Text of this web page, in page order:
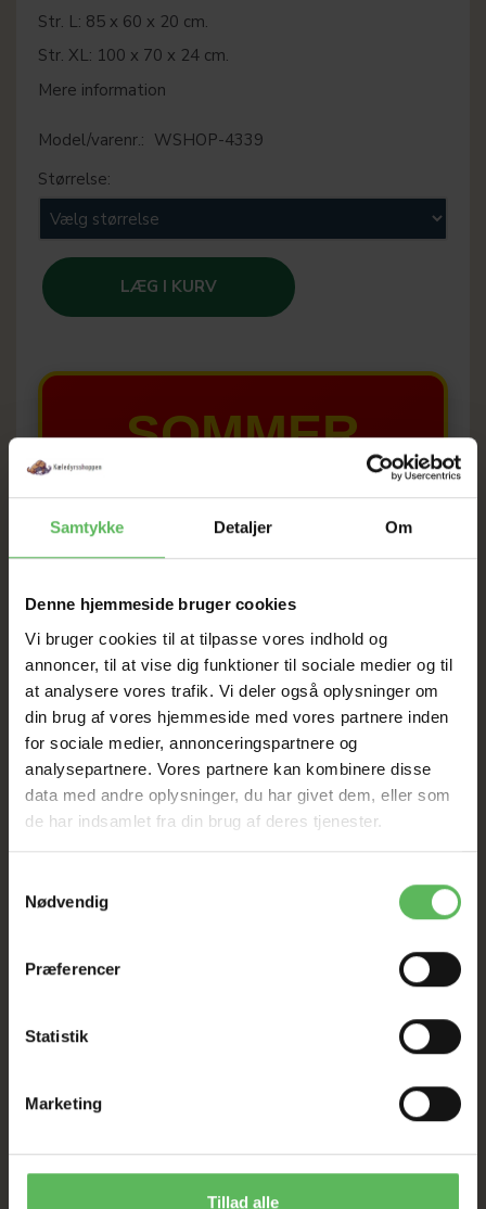
Samtykke Detaljer Om
Denne hjemmeside bruger cookies
Vi bruger cookies til at tilpasse vores indhold og
annoncer, til at vise dig funktioner til sociale medier og til
at analysere vores trafik. Vi deler også oplysninger om
din brug af vores hjemmeside med vores partnere inden
for sociale medier, annonceringspartnere og
analysepartnere. Vores partnere kan kombinere disse
data med andre oplysninger, du har givet dem, eller som
de har indsamlet fra din brug af deres tjenester.
Nødvendig
Præferencer
Statistik
Marketing
Tillad alle
Str. L: 85 x 60 x 20 cm.
Str. XL: 100 x 70 x 24 cm.
Mere information
Model/varenr.: WSHOP-4339
Størrelse:
LÆG I KURV
SOMMER
UDSALG
TIL D. 22 AUGUST
HELE WEBSHOPPEN ER
SAT NED
Tilbud GÆLDER IKKE
I FYSISK BUTIKKERE
Kan maskinvaskes ved 30 grader.